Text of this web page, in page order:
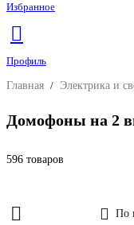
Избранное
Профиль
Главная / Электрика и
Домофоны на 2
596 товаров
По